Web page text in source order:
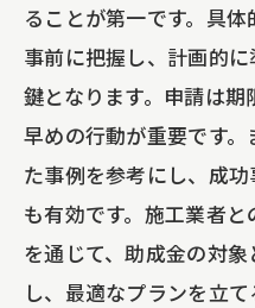
助成金利用時
ト
雨漏りから施設を
規模修繕のポイン
雨漏りが建物
性
助成金で効率
ることが第一です。具
事前に把握し、計画的
鍵となります。申請は期
早めの行動が重要です
た事例を参考にし、成
も有効です。施工業者
を通じて、助成金の対
し、最適なプランを立て